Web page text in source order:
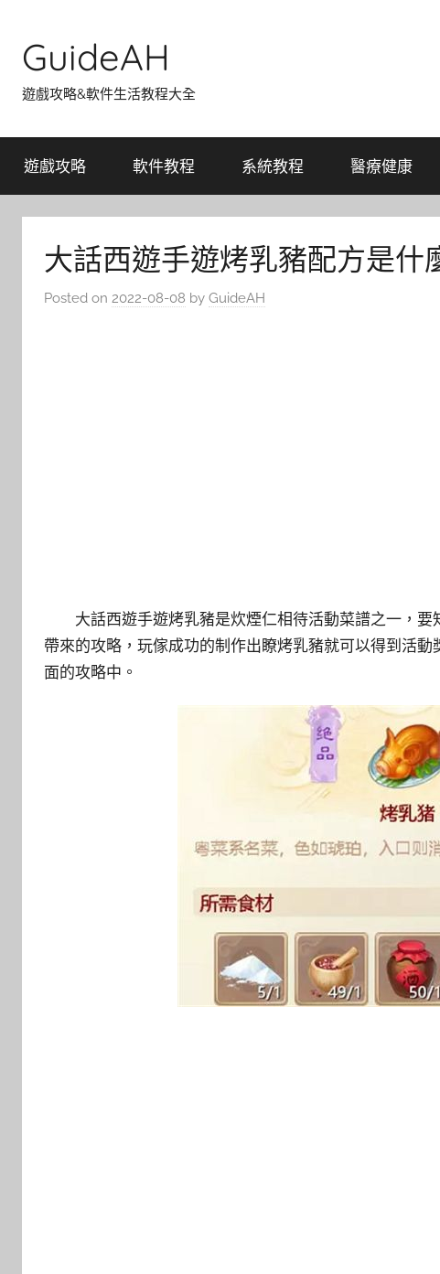
content
GuideAH
遊戲攻略&軟件生活教程大全
遊戲攻略 軟件教程 系統教程 醫療健康
大話西遊手遊烤乳豬配方是
Posted on 2022-08-08 by GuideAH
大話西遊手遊烤乳豬是炊煙仁相待活動菜譜之一，
帶來的攻略，玩傢成功的制作出瞭烤乳豬就可以得到活
面的攻略中。